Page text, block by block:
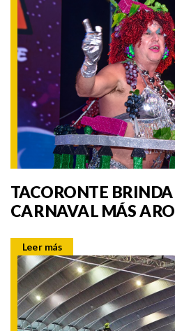
TACORONTE BRINDA
CARNAVAL MÁS
Leer más